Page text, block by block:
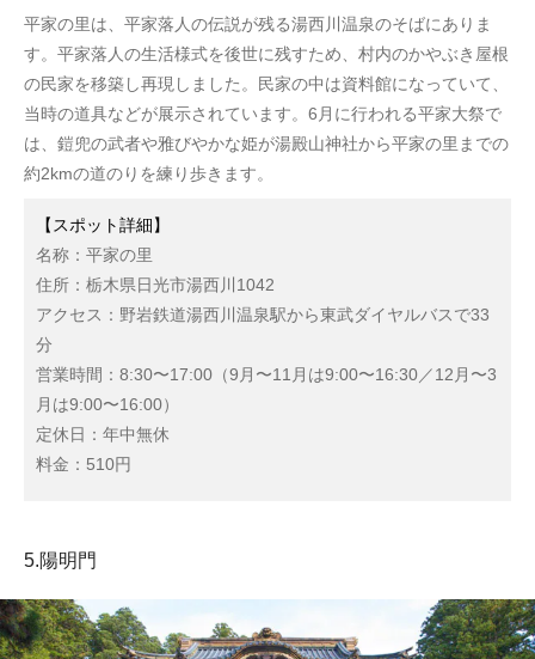
平家の里は、平家落人の伝説が残る湯西川温泉のそばにありま
す。平家落人の生活様式を後世に残すため、村内のかやぶき屋根
の民家を移築し再現しました。民家の中は資料館になっていて、
当時の道具などが展示されています。6月に行われる平家大祭で
は、鎧兜の武者や雅びやかな姫が湯殿山神社から平家の里までの
約2kmの道のりを練り歩きます。
【スポット詳細】
名称：平家の里
住所：栃木県日光市湯西川1042
アクセス：野岩鉄道湯西川温泉駅から東武ダイヤルバスで33
分
営業時間：8:30〜17:00（9月〜11月は9:00〜16:30／12月〜3
月は9:00〜16:00）
定休日：年中無休
料金：510円
5.陽明門